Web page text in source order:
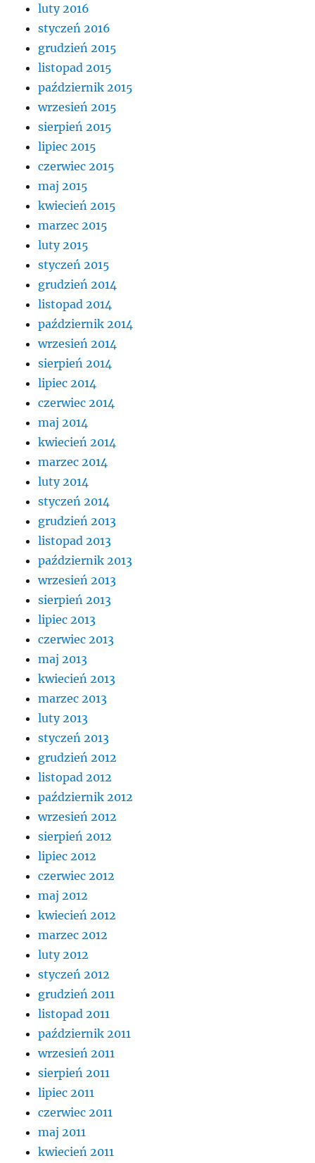
luty 2016
styczeń 2016
grudzień 2015
listopad 2015
październik 2015
wrzesień 2015
sierpień 2015
lipiec 2015
czerwiec 2015
maj 2015
kwiecień 2015
marzec 2015
luty 2015
styczeń 2015
grudzień 2014
listopad 2014
październik 2014
wrzesień 2014
sierpień 2014
lipiec 2014
czerwiec 2014
maj 2014
kwiecień 2014
marzec 2014
luty 2014
styczeń 2014
grudzień 2013
listopad 2013
październik 2013
wrzesień 2013
sierpień 2013
lipiec 2013
czerwiec 2013
maj 2013
kwiecień 2013
marzec 2013
luty 2013
styczeń 2013
grudzień 2012
listopad 2012
październik 2012
wrzesień 2012
sierpień 2012
lipiec 2012
czerwiec 2012
maj 2012
kwiecień 2012
marzec 2012
luty 2012
styczeń 2012
grudzień 2011
listopad 2011
październik 2011
wrzesień 2011
sierpień 2011
lipiec 2011
czerwiec 2011
maj 2011
kwiecień 2011